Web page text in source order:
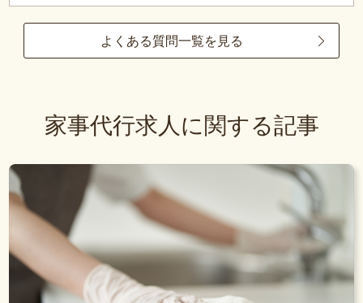
よくある質問一覧を見る
家事代行求人に関する記事